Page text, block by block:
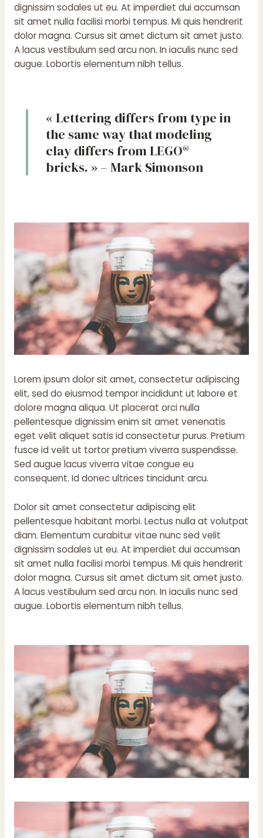
dignissim sodales ut eu. At imperdiet dui accumsan
sit amet nulla facilisi morbi tempus. Mi quis hendrerit
dolor magna. Cursus sit amet dictum sit amet justo.
A lacus vestibulum sed arcu non. In iaculis nunc sed
augue. Lobortis elementum nibh tellus.
« Lettering differs from type in
the same way that modeling
clay differs from LEGO®
bricks. » – Mark Simonson
Lorem ipsum dolor sit amet, consectetur adipiscing
elit, sed do eiusmod tempor incididunt ut labore et
dolore magna aliqua. Ut placerat orci nulla
pellentesque dignissim enim sit amet venenatis
eget velit aliquet satis id consectetur purus. Pretium
fusce id velit ut tortor pretium viverra suspendisse.
Sed augue lacus viverra vitae congue eu
consequent. Id donec ultrices tincidunt arcu.
Dolor sit amet consectetur adipiscing elit
pellentesque habitant morbi. Lectus nulla at volutpat
diam. Elementum curabitur vitae nunc sed velit
dignissim sodales ut eu. At imperdiet dui accumsan
sit amet nulla facilisi morbi tempus. Mi quis hendrerit
dolor magna. Cursus sit amet dictum sit amet justo.
A lacus vestibulum sed arcu non. In iaculis nunc sed
augue. Lobortis elementum nibh tellus.